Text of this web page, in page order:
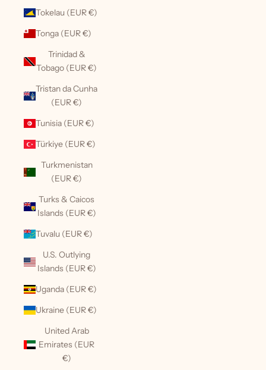
Tokelau (EUR €)
Tonga (EUR €)
Trinidad &
Tobago (EUR €)
Tristan da Cunha
(EUR €)
Tunisia (EUR €)
Türkiye (EUR €)
Turkmenistan
(EUR €)
Turks & Caicos
Islands (EUR €)
Tuvalu (EUR €)
U.S. Outlying
Islands (EUR €)
Uganda (EUR €)
Ukraine (EUR €)
United Arab
Emirates (EUR
€)